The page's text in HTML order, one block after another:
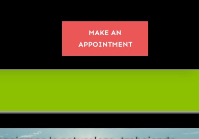
MAKE AN
APPOINTMENT